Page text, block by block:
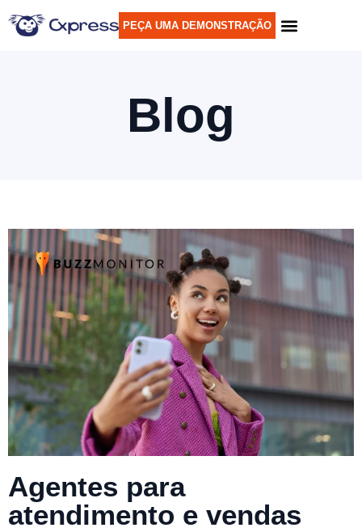
PEÇA UMA DEMONSTRAÇÃO
Blog
Agentes para
atendimento e vendas